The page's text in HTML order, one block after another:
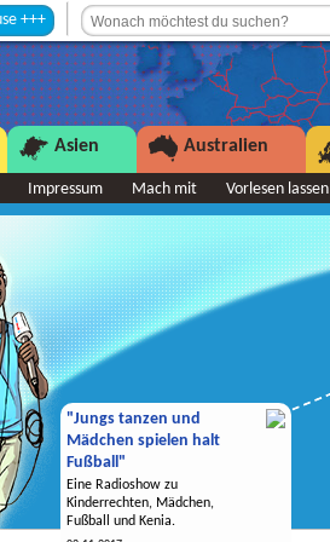
Asien Australien
Impressum Mach mit Vorlesen lassen
"Jungs tanzen und
Mädchen spielen halt
Fußball"
Eine Radioshow zu
Kinderrechten, Mädchen,
Fußball und Kenia.